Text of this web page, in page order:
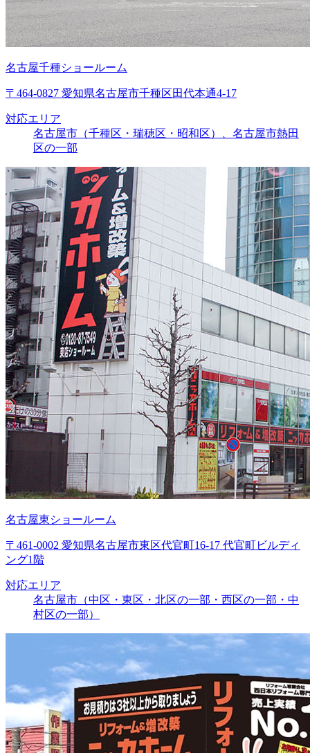
名古屋千種ショールーム
〒464-0827 愛知県名古屋市千種区田代本通4-17
対応エリア
名古屋市（千種区・瑞穂区・昭和区）、名古屋市熱田
区の一部
名古屋東ショールーム
〒461-0002 愛知県名古屋市東区代官町16-17 代官町ビルディ
ング1階
対応エリア
名古屋市（中区・東区・北区の一部・西区の一部・中
村区の一部）